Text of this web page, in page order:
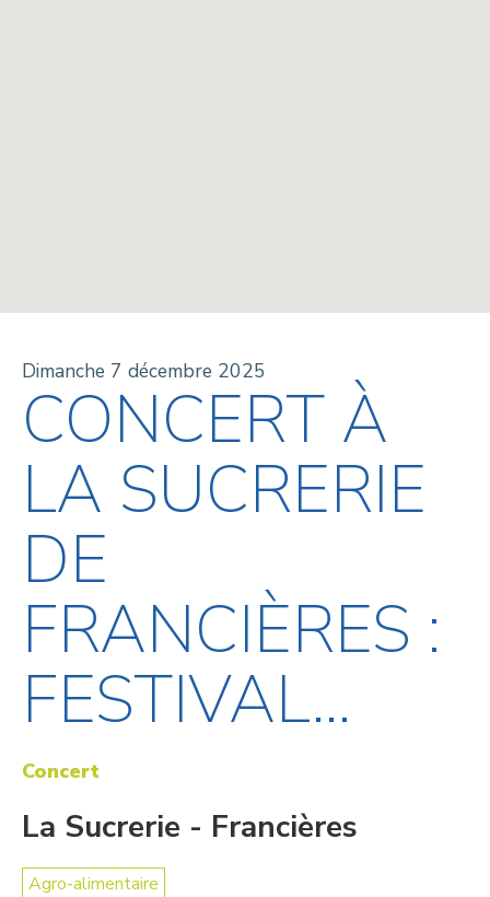
Dimanche 7 décembre 2025
CONCERT À
LA SUCRERIE
DE
FRANCIÈRES :
FESTIVAL...
Concert
La Sucrerie - Francières
Agro-alimentaire